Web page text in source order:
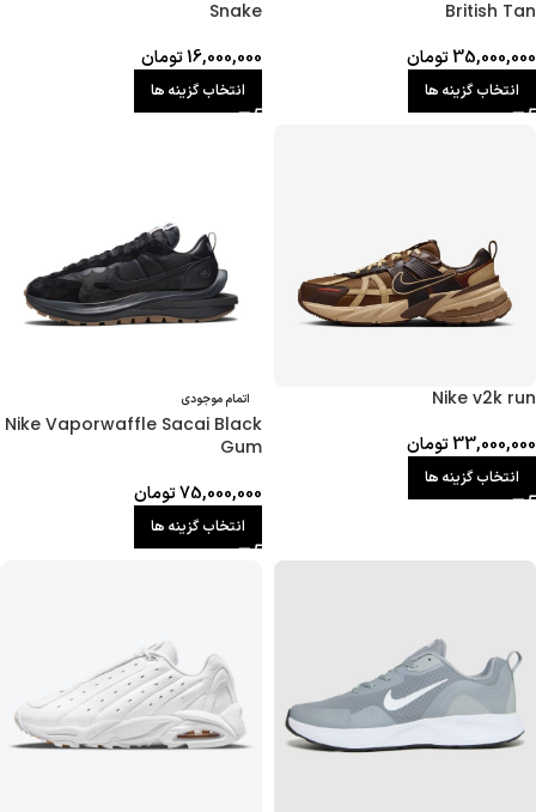
British Tan
35,000,000تومان
انتخاب گزینه ها
Snake
16,000,000تومان
انتخاب گزینه ها
Nike v2k run
33,000,000تومان
انتخاب گزینه ها
اتمام موجودی
Nike Vaporwaffle Sacai Black
Gum
75,000,000تومان
انتخاب گزینه ها